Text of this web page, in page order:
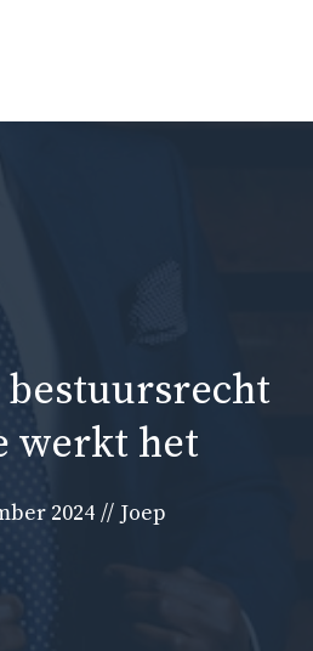
bestuursrecht
werkt het
2024 // Joep